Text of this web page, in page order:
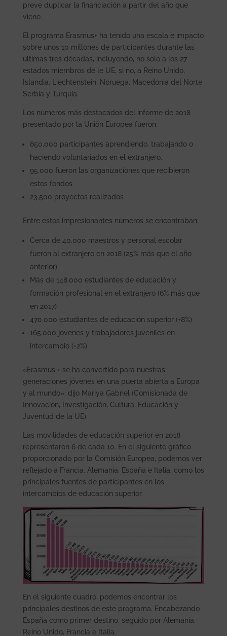
preve duplicar la financiación a partir del año que
viene.
El programa Erasmus+ ha tenido una escala e impacto
sobre unos 10 millones de participantes durante las
últimas tres décadas, incluyendo, no solo a los 27
estados miembros de le UE, si no, a Reino Unido,
Islandia, Liechtenstein, Noruega, Macedonia del Norte,
Serbia y Turquía.
Los números más destacados del informe de 2018
presentado por la Unión Europea fueron:
850.000 participantes aprendiendo, trabajando o
haciendo voluntariados en el extranjero.
95.000 fueron las organizaciones que recibieron
estos fondos
23.500 proyectos realizados
Entre estos impresionantes números se encontraban:
Cerca de 40.000 maestros y personal escolar
fueron al extranjero en 2018 (25% más que el año
anterior)
Más de 148.000 estudiantes de educación y
formación profesional en el extranjero (6% más que
en 2017)
470.000 estudiantes de educación superior (+8%)
165.000 jóvenes y trabajadores juveniles en
intercambio (+2%)
«Erasmus + se ha convertido para nuestras
generaciones jóvenes en una puerta abierta a Europa
y al mundo», dijo Mariya Gabriel (Comisionada de
Innovación, Investigación, Cultura, Educación y
Juventud de la UE).
Las movilidades de educación superior en 2018
representaron 6 de cada 10. En el siguiente gráfico
proporcionado por la Comisión Europea, podemos ver
reflejado a Francia, Alemania, España e Italia; como los
principales fuentes de participantes en los
intercambios de educación superior.
En el siguiente cuadro, podemos encontrar los
principales destinos de este programa. Encabezando
España como primer destino, seguido por Alemania,
Reino Unido, Francia e Italia.